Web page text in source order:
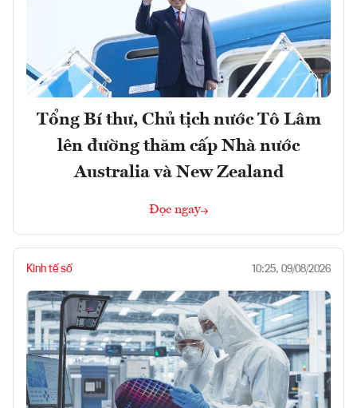
Tổng Bí thư, Chủ tịch nước Tô Lâm
lên đường thăm cấp Nhà nước
Australia và New Zealand
Đọc ngay
Kinh tế số 10:25, 09/08/2026